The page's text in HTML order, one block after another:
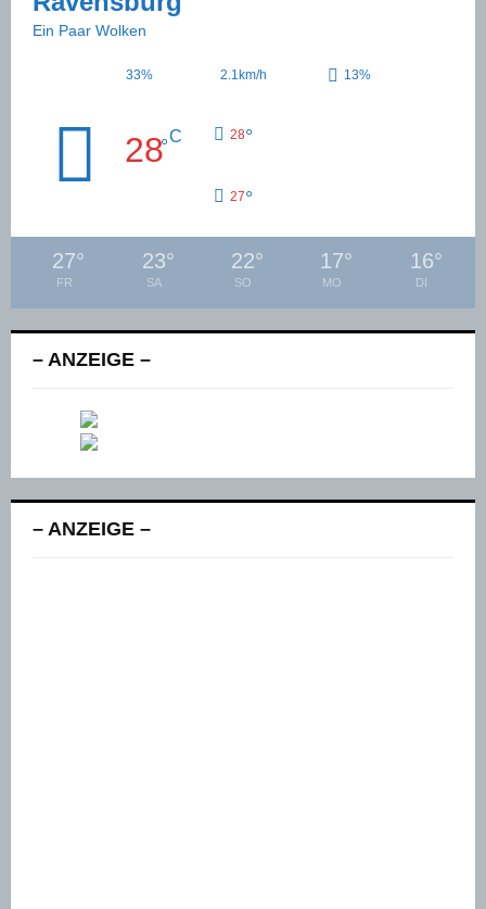
Ein Paar Wolken
33% 2.1km/h 13%
28°C 28°
27°
27°
FR
23°
SA
22°
SO
17°
MO
16°
DI
– ANZEIGE –
– ANZEIGE –